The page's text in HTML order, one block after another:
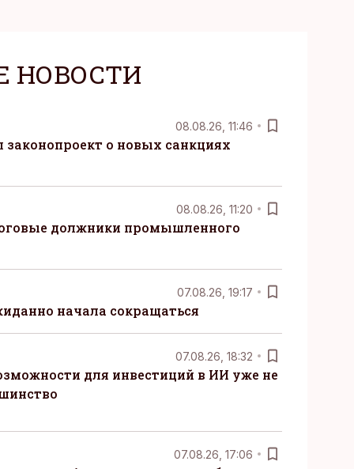
НОВОСТИ
08.08.26, 11:46
о новых санкциях
08.08.26, 11:20
должники промышленного
07.08.26, 19:17
начала сокращаться
07.08.26, 18:32
для инвестиций в ИИ уже не
07.08.26, 17:06